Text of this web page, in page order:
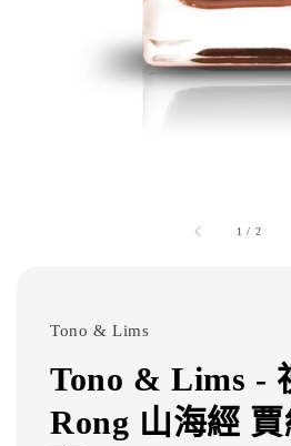
1 / 2
Tono & Lims
Tono & Lims -
Rong 山海經